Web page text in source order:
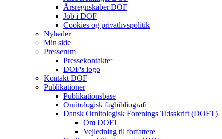
Årsregnskaber DOF
Job i DOF
Cookies og privatlivspolitik
Nyheder
Min side
Presserum
Pressekontakter
DOF's logo
Kontakt DOF
Publikationer
Publikationsbase
Ornitologisk fagbibliografi
Dansk Ornitologisk Forenings Tidsskrift (DOFT)
Om DOFT
Vejledning til forfattere